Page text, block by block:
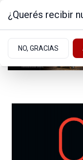
¿Querés recibir
NO, GRACIAS